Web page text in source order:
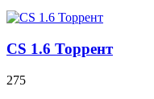
CS 1.6 Торрент
275